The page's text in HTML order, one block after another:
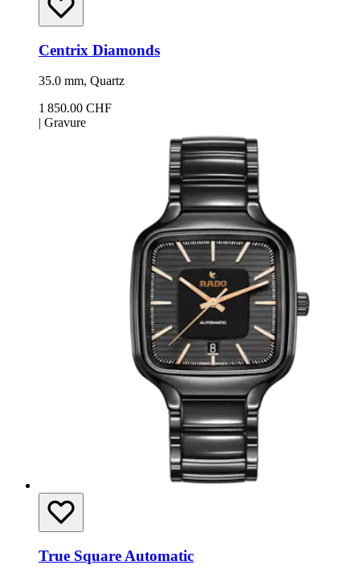
Centrix Diamonds
35.0 mm, Quartz
1 850.00 CHF
| Gravure
True Square Automatic